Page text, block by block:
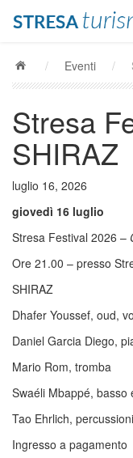
/ Eventi /
Stresa
SHIRAZ
luglio 16, 2026
giovedì 16 luglio
Stresa Festival 2026 –
Ore 21.00 – presso
SHIRAZ
Dhafer Youssef, oud,
Daniel Garcia Diego,
Mario Rom, tromba
Swaéli Mbappé, basso
Tao Ehrlich, percussioni
Ingresso a pagamento